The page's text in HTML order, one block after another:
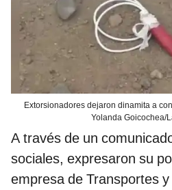
Extorsionadores dejaron dinamita a
Yolanda Goicochea/
A través de un
sociales, expresaron su
empresa de Transportes